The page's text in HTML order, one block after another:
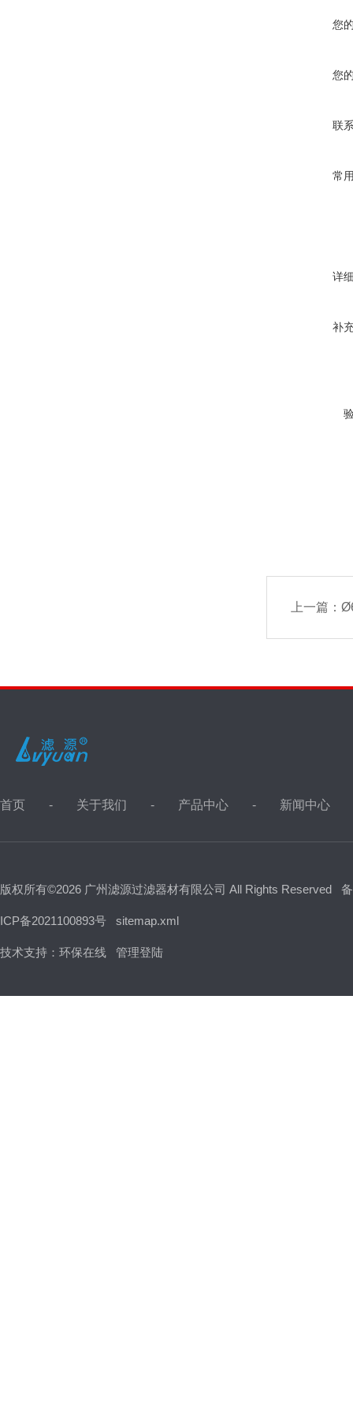
您
您
联
常
详
补
上一篇：
首页 关于我们 产品中心 新闻中心
版权所有©2026 广州滤源过滤器材有限公司 All Rights Reserved
ICP备2021100893号 sitemap.xml
技术支持： 环保在线 管理登陆